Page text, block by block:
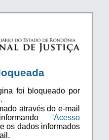
foi bloqueado por
através do e-mail
'Acesso
os dados informados